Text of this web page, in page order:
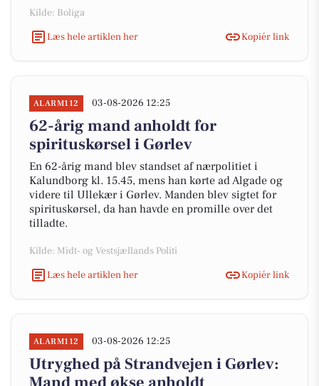
Kilde: Boliga
Læs hele artiklen her
Kopiér link
ALARM112 03-08-2026 12:25
62-årig mand anholdt for
spirituskørsel i Gørlev
En 62-årig mand blev standset af nærpolitiet i
Kalundborg kl. 15.45, mens han kørte ad Algade og
videre til Ullekær i Gørlev. Manden blev sigtet for
spirituskørsel, da han havde en promille over det
tilladte.
Kilde: Midt- og Vestsjællands Politi
Læs hele artiklen her
Kopiér link
ALARM112 03-08-2026 12:25
Utryghed på Strandvejen i Gørlev: